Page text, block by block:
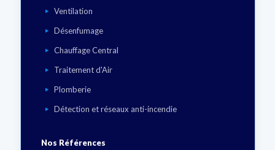
Ventilation
Désenfumage
Chauffage Central
Traitement d'Air
Plomberie
Détection et réseaux anti-incendie
Nos Références